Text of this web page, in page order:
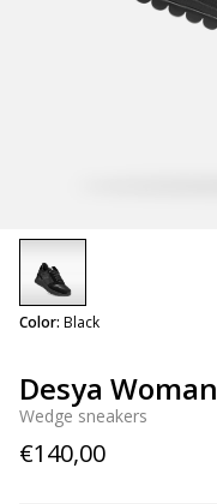
Desya Woman
Wedge sneakers
€140,00
Color: Black
selected